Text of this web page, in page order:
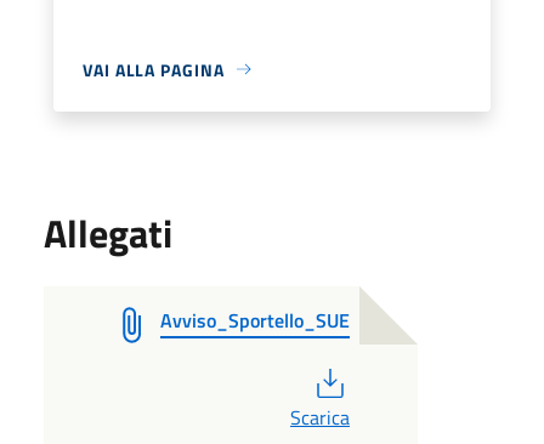
VAI ALLA PAGINA
Allegati
Avviso_Sportello_SUE
Scarica